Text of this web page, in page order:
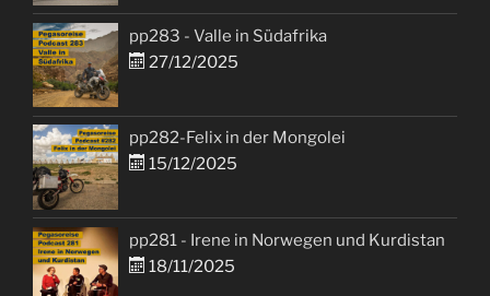
pp283 - Valle in Südafrika
27/12/2025
pp282-Felix in der Mongolei
15/12/2025
pp281 - Irene in Norwegen und Kurdistan
18/11/2025